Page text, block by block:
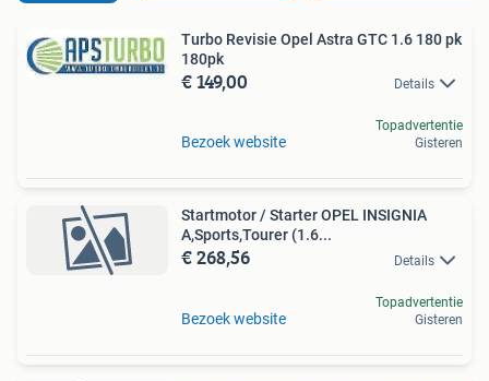
Turbo Revisie Opel Astra GTC 1.6 180 pk
180pk
€ 149,00 Details
Bezoek website
Topadvertentie
Gisteren
Startmotor / Starter OPEL INSIGNIA
A,Sports,Tourer (1.6...
€ 268,56 Details
Bezoek website
Topadvertentie
Gisteren